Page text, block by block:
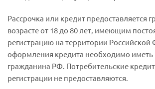
Рассрочка или кредит предоставляется
возрасте от 18 до 80 лет, имеющим
регистрацию на территории
оформления кредита необходимо иметь
гражданина РФ. Потребительские
регистрации не предоставляются.